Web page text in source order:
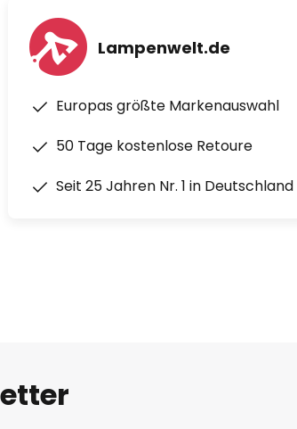
Lampenwelt.de
Europas größte Markenauswahl
50 Tage kostenlose Retoure
Seit 25 Jahren Nr. 1 in Deutschland